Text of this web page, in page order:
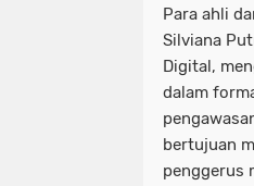
Para ahli
Silviana
Digital,
dalam
bertujuan
penggerus